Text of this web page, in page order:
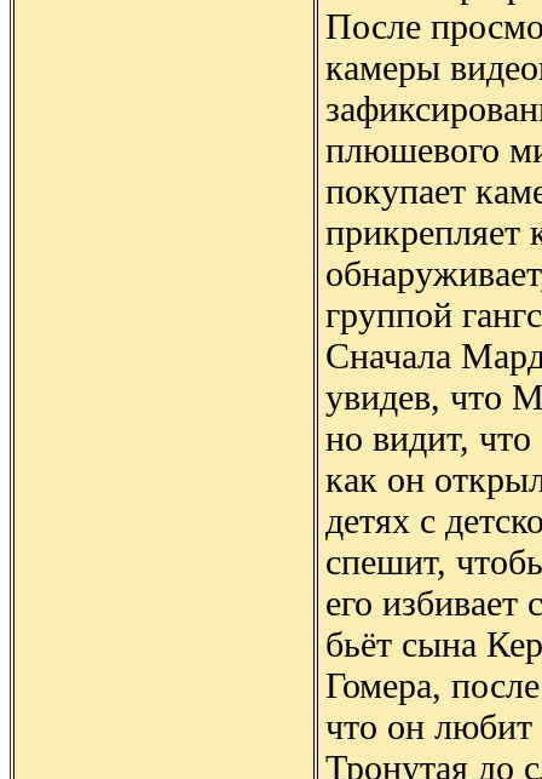
После
камеры
плюшевого
покупает
прикрепляет
группой
Сначала
увидев, что
но видит, что
как он
детях с
спешит,
его
бьёт сына
Гомера,
что он
Тронутая до